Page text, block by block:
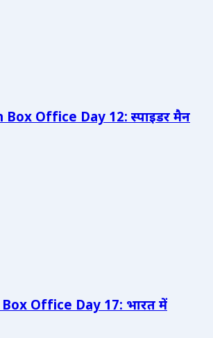
Box Office Day 12: स्पाइडर मैन
Office Day 17: भारत में